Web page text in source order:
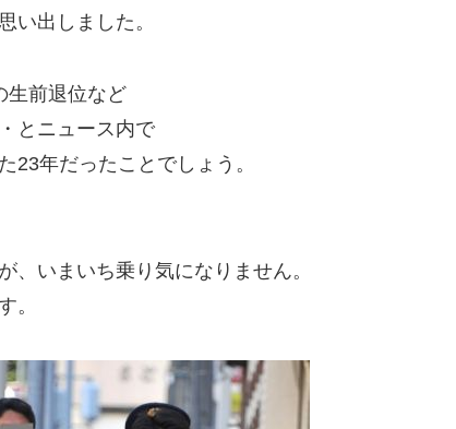
い出しました。
生前退位など
とニュース内で
23年だったことでしょう。
、いまいち乗り気になりません。
。